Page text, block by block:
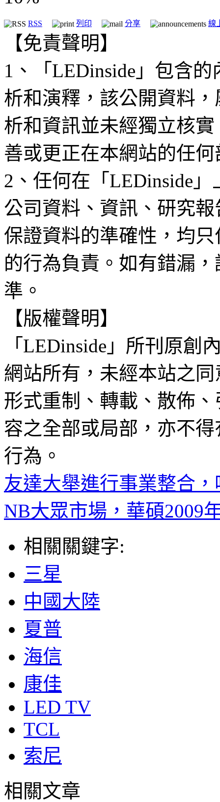
RSS 列印 分享 線
【免責聲明】
1、「LEDinside」包含
析和演釋，該公開資料
析和資訊並未經獨立核
善或更正在本網站的任
2、任何在「LEDinside
公司資料、資訊、研究
保證資料的準確性，均
的行為負責。如有錯漏
準。
【版權聲明】
「LEDinside」所刊原創
網站所有，未經本站之
形式重制、轉載、散佈
容之全部或局部，亦不
行為。
友達大舉進行事業整合
NB大眾市場，華碩2009
相關關鍵字:
三星
中國大陸
夏普
海信
康佳
LED TV
TCL
索尼
相關文章